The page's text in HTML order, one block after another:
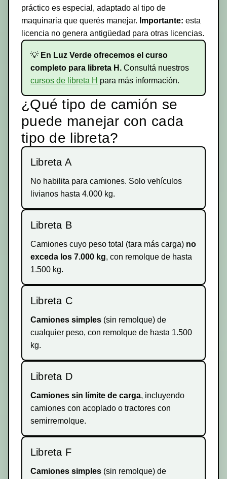
práctico es especial, adaptado al tipo de
maquinaria que querés manejar. Importante: esta
licencia no genera antigüedad para otras licencias.
💡 En Luz Verde ofrecemos el curso
completo para libreta H. Consultá nuestros
cursos de libreta H para más información.
¿Qué tipo de camión se
puede manejar con cada
tipo de libreta?
Libreta A
No habilita para camiones. Solo vehículos
livianos hasta 4.000 kg.
Libreta B
Camiones cuyo peso total (tara más carga) no
exceda los 7.000 kg, con remolque de hasta
1.500 kg.
Libreta C
Camiones simples (sin remolque) de
cualquier peso, con remolque de hasta 1.500
kg.
Libreta D
Camiones sin límite de carga, incluyendo
camiones con acoplado o tractores con
semirremolque.
Libreta F
Camiones simples (sin remolque) de